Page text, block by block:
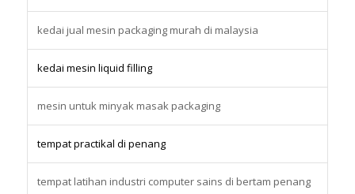
kedai jual mesin packaging murah di malaysia
kedai mesin liquid filling
mesin untuk minyak masak packaging
tempat practikal di penang
tempat latihan industri computer sains di bertam penang